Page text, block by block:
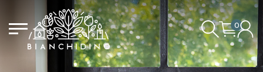
0
YOUR CART IS EMPTY
LOGIN/CREATE AN ACCOUNT